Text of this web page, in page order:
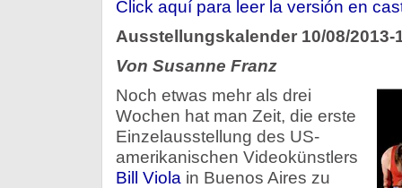
Click aquí­ para leer la versión en
Ausstellungskalender 10/08/2013-
Von Susanne Franz
Noch etwas mehr als drei
Wochen hat man Zeit, die erste
Einzelausstellung des US-
amerikanischen Videokünstlers
Bill Viola in Buenos Aires zu